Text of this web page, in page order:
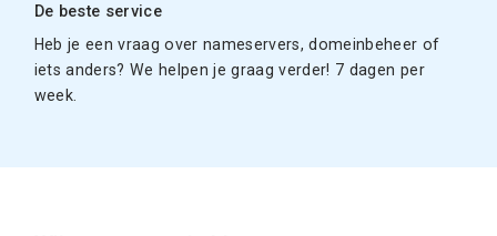
De beste service
Heb je een vraag over nameservers, domeinbeheer of
iets anders? We helpen je graag verder! 7 dagen per
week.